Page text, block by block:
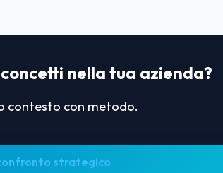
nella tua azienda?
contesto con metodo.
strategico